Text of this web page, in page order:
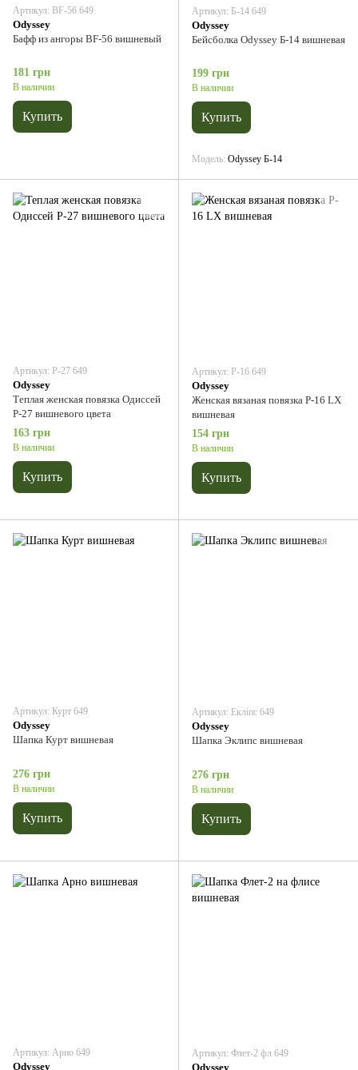
Артикул: BF-56 649
Odyssey
Бафф из ангоры BF-56 вишневый
181 грн
В наличии
Купить
Артикул: Б-14 649
Odyssey
Бейсболка Odyssey Б-14 вишневая
199 грн
В наличии
Купить
Модель Odyssey Б-14
Артикул: P-27 649
Odyssey
Теплая женская повязка Одиссей
Р-27 вишневого цвета
163 грн
В наличии
Купить
Артикул: P-16 649
Odyssey
Женская вязаная повязка P-16 LX
вишневая
154 грн
В наличии
Купить
Артикул: Курт 649
Odyssey
Шапка Курт вишневая
276 грн
В наличии
Купить
Артикул: Екліпс 649
Odyssey
Шапка Эклипс вишневая
276 грн
В наличии
Купить
Артикул: Арно 649
Odyssey
Артикул: Флет-2 фл 649
Odyssey